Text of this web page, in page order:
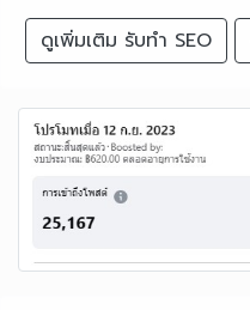
ดูเพิ่มเติม รับทำ SEO